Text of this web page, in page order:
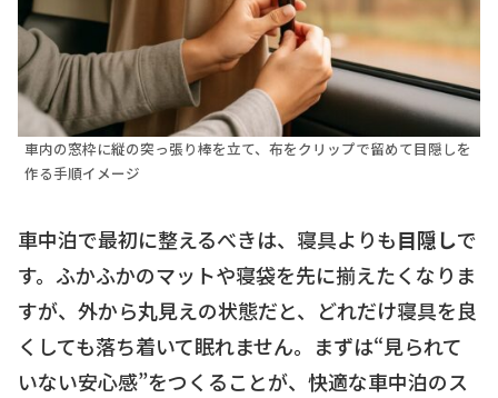
車内の窓枠に縦の突っ張り棒を立て、布をクリップで留めて目隠しを
作る手順イメージ
車中泊で最初に整えるべきは、寝具よりも目隠しで
す。ふかふかのマットや寝袋を先に揃えたくなりま
すが、外から丸見えの状態だと、どれだけ寝具を良
くしても落ち着いて眠れません。まずは“見られて
いない安心感”をつくることが、快適な車中泊のス